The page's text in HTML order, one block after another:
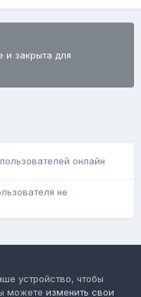
и закрыта для
онлайн
не
транспорта
устройство, чтобы
можете изменить свои